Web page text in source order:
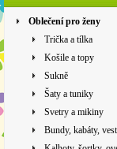
Oblečení pro ženy
Trička a tílka
Košile a topy
Sukně
Šaty a tuniky
Svetry a mikiny
Bundy, kabáty,